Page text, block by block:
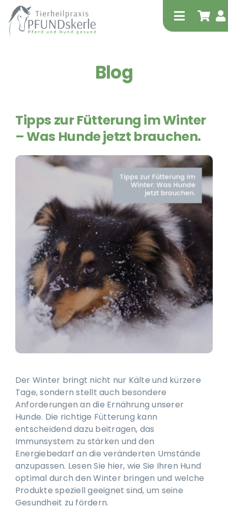
Zum
Inhalt
springen
Toggle
Start
Tierheilpraktische Leistungen – für Pferd
und Hund
Physiotherapie – für Pferd und Hund
equitron-pro
Extrakorporale Stoßwellentherapie
Ausbildung & Training für Reiter und Pferd
Blog
Job & Karriere
Kontakt
Blog
Tipps zur Fütterung im Winter
– Was Hunde jetzt brauchen.
Der Winter bringt nicht nur Kälte und kürzere
Tage, sondern stellt auch besondere
Anforderungen an die Ernährung unserer
Hunde. Die richtige Fütterung kann
entscheidend dazu beitragen, das
Immunsystem zu stärken und den
Energiebedarf an die veränderten Umstände
anzupassen. Lesen Sie hier, wie Sie Ihren Hund
optimal durch den Winter bringen und welche
Produkte speziell geeignet sind, um seine
Gesundheit zu fördern.